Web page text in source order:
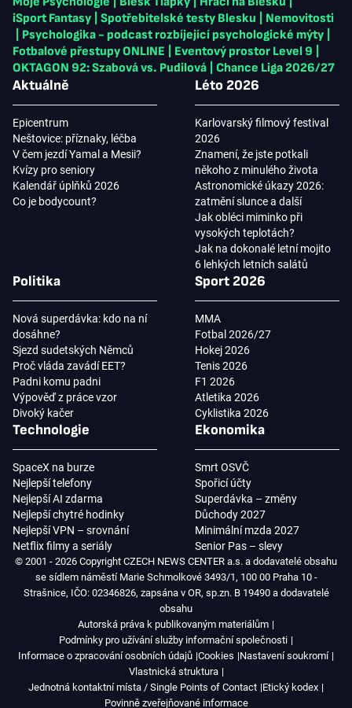
iSport Fantasy
Spotřebitelské testy Blesku
Nemovitosti
Psychologika - podcast rozbíjející psychologické mýty
Fotbalové přestupy ONLINE
Eventový prostor Level 9
OKTAGON 92: Szabová vs. Pudilová
Chance Liga 2026/27
Aktuálně
Epicentrum
Neštovice: příznaky, léčba
V čem jezdí Yamal a Mesii?
Kvízy pro seniory
Kalendář úplňků 2026
Co je bodycount?
Léto 2026
Karlovarský filmový festival
2026
Znamení, že jste potkali
někoho z minulého života
Astronomické úkazy 2026:
zatmění slunce a další
Jak obléci miminko při
vysokých teplotách?
Jak na dokonalé letní mojito
6 lehkých letních salátů
Politika
Nová superdávka: kdo na ní
dosáhne?
Sjezd sudetských Němců
Proč vláda zavádí EET?
Padni komu padni
Výpověď z práce vzor
Divoký kačer
Sport 2026
MMA
Fotbal 2026/27
Hokej 2026
Tenis 2026
F1 2026
Atletika 2026
Cyklistika 2026
Technologie
SpaceX na burze
Nejlepší telefony
Nejlepší AI zdarma
Nejlepší chytré hodinky
Nejlepší VPN – srovnání
Netflix filmy a seriály
Ekonomika
Smrt OSVČ
Spořicí účty
Superdávka – změny
Důchody 2027
Minimální mzda 2027
Senior Pas – slevy
© 2001 - 2026 Copyright CZECH NEWS CENTER a.s. a dodavatelé obsahu
se sídlem náměstí Marie Schmolkové 3493/1, 100 00 Praha 10 -
Strašnice, IČO: 02346826, zapsána v OR, sp.zn. B 19490 a dodavatelé
obsahu
Autorská práva k publikovaným materiálům
Podmínky pro užívání služby informační společnosti
Informace o zpracování osobních údajů Cookies Nastavení soukromí
Vlastnická struktura
Jednotná kontaktní místa / Single Points of Contact Etický kodex
Povinně zveřejňované informace